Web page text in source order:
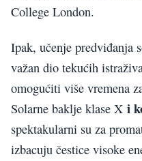
College London.
Ipak, učenje predviđanja
važan dio tekućih
omogućiti više vremena
Solarne baklje klase X i
spektakularni su za
izbacuju čestice visoke